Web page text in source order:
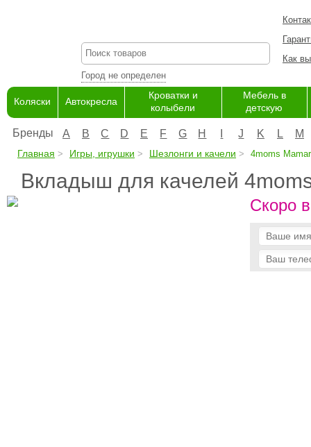
Город не определен
Как
Коляски Автокресла
Кроватки и
колыбели
Мебель в
детскую
Бренды A B C D E F G H J K L M
Главная Игры, игрушки Шезлонги и качели 4moms
Вкладыш для качелей
Скоро